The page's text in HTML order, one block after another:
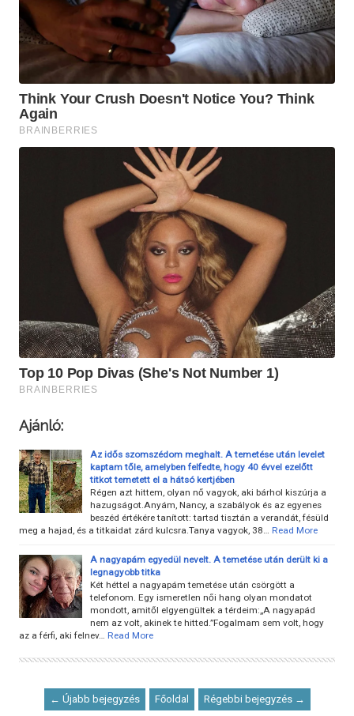
Ajánló:
Az idős szomszédom meghalt. A temetése után levelet
kaptam tőle, amelyben felfedte, hogy 40 évvel ezelőtt
titkot temetett el a hátsó kertjében
Régen azt hittem, olyan nő vagyok, aki bárhol kiszúrja a
hazugságot.Anyám, Nancy, a szabályok és az egyenes
beszéd értékére tanított: tartsd tisztán a verandát, fésüld
meg a hajad, és a titkaidat zárd kulcsra.Tanya vagyok, 38… Read More
A nagyapám egyedül nevelt. A temetése után derült ki a
legnagyobb titka
Két héttel a nagyapám temetése után csörgött a
telefonom. Egy ismeretlen női hang olyan mondatot
mondott, amitől elgyengültek a térdeim:„A nagyapád
nem az volt, akinek te hitted.”Fogalmam sem volt, hogy
az a férfi, aki felnev… Read More
← Újabb bejegyzés Főoldal Régebbi bejegyzés →